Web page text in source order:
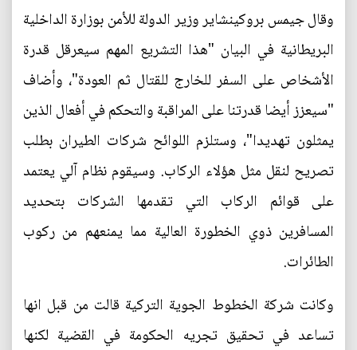
وقال جيمس بروكينشاير وزير الدولة للأمن بوزارة الداخلية
البريطانية في البيان "هذا التشريع المهم سيعرقل قدرة
الأشخاص على السفر للخارج للقتال ثم العودة"، وأضاف
"سيعزز أيضا قدرتنا على المراقبة والتحكم في أفعال الذين
يمثلون تهديدا"، وستلزم اللوائح شركات الطيران بطلب
تصريح لنقل مثل هؤلاء الركاب. وسيقوم نظام آلي يعتمد
على قوائم الركاب التي تقدمها الشركات بتحديد
المسافرين ذوي الخطورة العالية مما يمنعهم من ركوب
الطائرات.
وكانت شركة الخطوط الجوية التركية قالت من قبل انها
تساعد في تحقيق تجريه الحكومة في القضية لكنها